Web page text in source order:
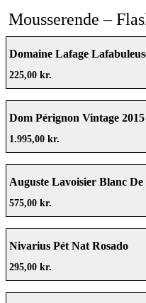
Mousserende –
Domaine Lafage
225,00 kr.
Dom Pérignon Vintage 2015
1.995,00 kr.
Auguste Lavoisier Blanc
575,00 kr.
Nivarius Pét Nat Rosado
295,00 kr.